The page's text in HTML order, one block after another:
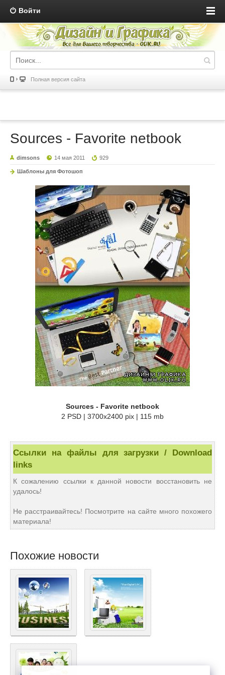
Войти
Полная версия сайта
Sources - Favorite netbook
dimsons 14 мая 2011 929
Шаблоны для Фотошоп
Sources - Favorite netbook
2 PSD | 3700x2400 pix | 115 mb
Ссылки на файлы для загрузки / Download
links
К сожалению ссылки к данной новости восстановить не
удалось!
Не расстраивайтесь! Посмотрите на сайте много похожего
материала!
Похожие новости